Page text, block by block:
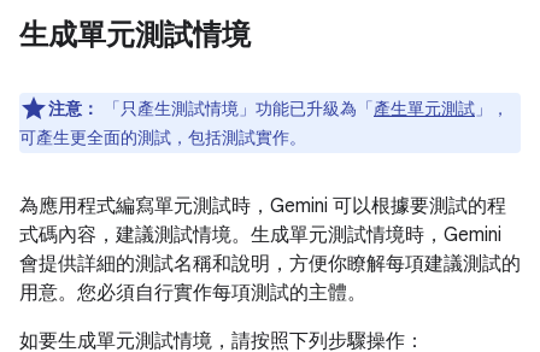
生成單元測試情境
注意： 「只產生測試情境」功能已升級為「產生單元測試 」，
可產生更全面的測試，包括測試實作。
為應用程式編寫單元測試時，Gemini 可以根據要測試的程
式碼內容，建議測試情境。生成單元測試情境時，Gemini
會提供詳細的測試名稱和說明，方便你瞭解每項建議測試的
用意。您必須自行實作每項測試的主體。
如要生成單元測試情境，請按照下列步驟操作：